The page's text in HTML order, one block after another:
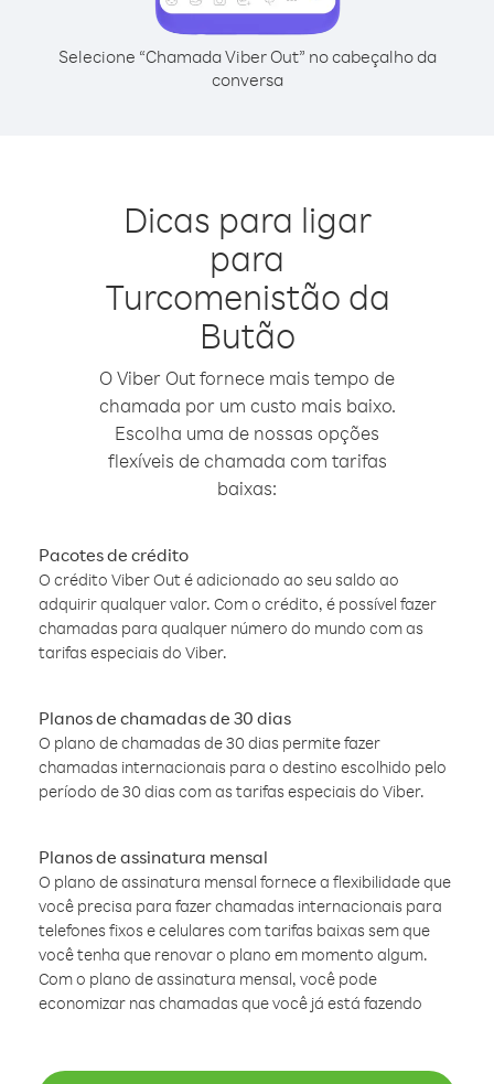
Selecione “Chamada Viber Out” no cabeçalho da
conversa
Dicas para ligar
para
Turcomenistão da
Butão
O Viber Out fornece mais tempo de
chamada por um custo mais baixo.
Escolha uma de nossas opções
flexíveis de chamada com tarifas
baixas:
Pacotes de crédito
O crédito Viber Out é adicionado ao seu saldo ao
adquirir qualquer valor. Com o crédito, é possível fazer
chamadas para qualquer número do mundo com as
tarifas especiais do Viber.
Planos de chamadas de 30 dias
O plano de chamadas de 30 dias permite fazer
chamadas internacionais para o destino escolhido pelo
período de 30 dias com as tarifas especiais do Viber.
Planos de assinatura mensal
O plano de assinatura mensal fornece a flexibilidade que
você precisa para fazer chamadas internacionais para
telefones fixos e celulares com tarifas baixas sem que
você tenha que renovar o plano em momento algum.
Com o plano de assinatura mensal, você pode
economizar nas chamadas que você já está fazendo